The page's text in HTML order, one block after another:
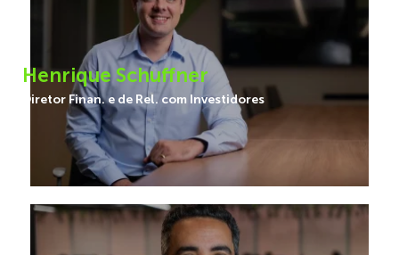
Henrique Schuffner
Diretor Finan. e de Rel. com Investidores